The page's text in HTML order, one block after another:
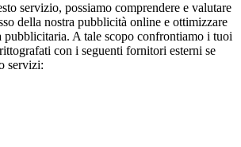
servizio, possiamo comprendere e valutare
della nostra pubblicità online e ottimizzare
pubblicitaria. A tale scopo confrontiamo i tuoi
con i seguenti fornitori esterni se
servizi: